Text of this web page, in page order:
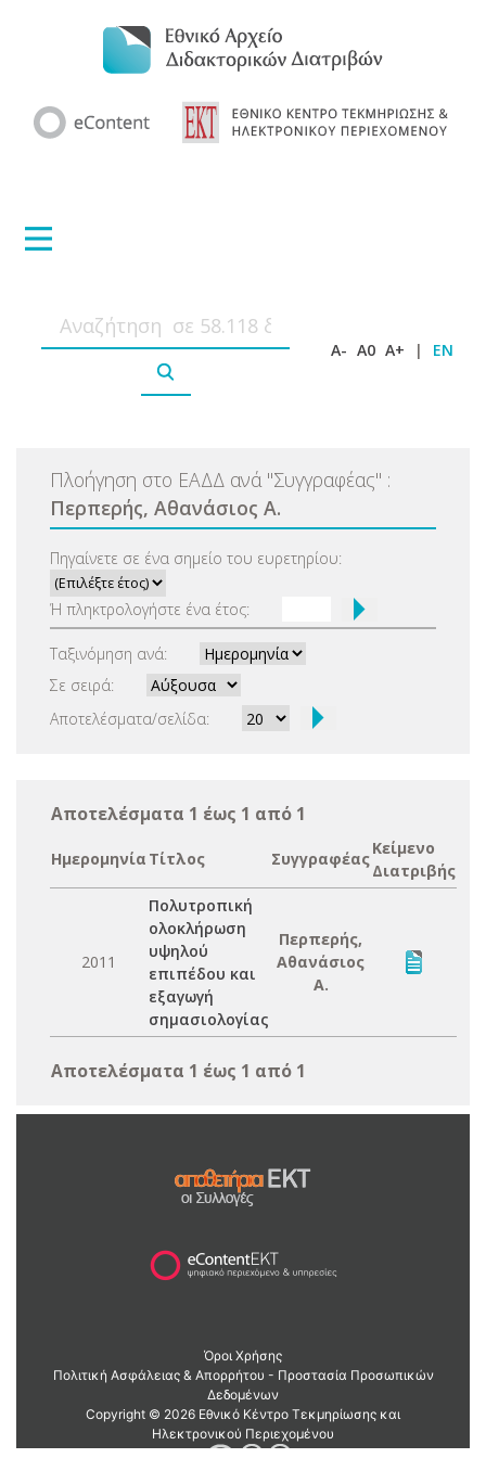
A- A0 A+ | EN
Πλοήγηση στο ΕΑΔΔ ανά "Συγγραφέας" :
Περπερής, Αθανάσιος Α.
Πηγαίνετε σε ένα σημείο του ευρετηρίου:
Ή πληκτρολογήστε ένα έτος:
Ταξινόμηση ανά:
Σε σειρά:
Αποτελέσματα/σελίδα:
Αποτελέσματα 1 έως 1 από 1
Ημερομηνία Τίτλος Συγγραφέας
Κείμενο
Διατριβής
2011
Πολυτροπική
ολοκλήρωση
υψηλού
επιπέδου και
εξαγωγή
σημασιολογίας
Περπερής,
Αθανάσιος
Α.
Αποτελέσματα 1 έως 1 από 1